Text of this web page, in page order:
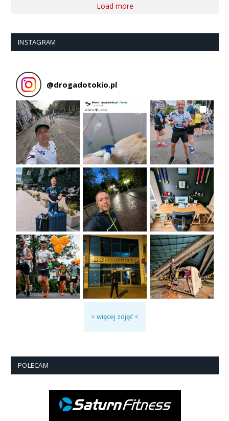
Load more
INSTAGRAM
@drogadotokio.pl
> więcej zdjęć <
POLECAM